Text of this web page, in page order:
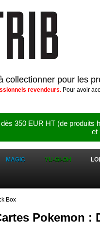
collectionner pour les
revendeurs. Pour avoir
350 EUR HT (de
et
MAGIC YU-GI-OH
Box
Pokemon :